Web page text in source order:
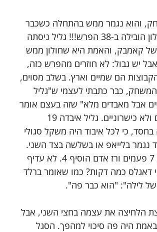
והוא נגמר ממש בהתחלה כשכבר
ברבע השני חולון הובילה ב-38 הפרש!!! גליל ניסתה
קאמבק, והאמת היא שחולון ממש
יש גבול: לא חוזרים מהפרש כזה,
הקבוצות הם שמיים וארץ. בשלב מסוים,
כבר כתבתי לעצמי ש"גליל
אבל מאבדים מלא" שזה בעצם אומר
כי לכל איבוד היה משקל סגולי
נגמר בלייאפ או בשלשה בצד השני.
שניידרמן איבד 7 פעמים ורז אדם הוסיף 4. לא עדיף
דאגלס כמה דקות? כמו שאומר ברלד
של לילה": "הוא כבר פה".
הלחיצה את עצמה בחצי השני, אבל
היה פה סיכוי למהפך. הסגל